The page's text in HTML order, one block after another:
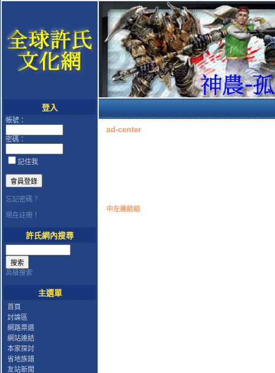
登入
帳號：
密碼：
記住我
忘記密碼？
現在註冊！
許氏網內搜尋
高級搜索
主選單
首頁
討論區
網路票選
網站連結
本家探討
省地族譜
友站新聞
ad-center
中左連結組